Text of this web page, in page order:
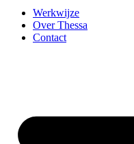
Werkwijze
Over Thessa
Contact